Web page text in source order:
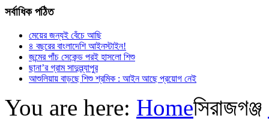
সর্বাধিকপঠিত
মেয়ের জন্যই বেঁচে আছি
৪ বছরের বাংলাদেশি আইনস্টাইন!
জন্মের পাঁচ সেকেন্ড পরই হাসলো শিশু
ছানা’র গ্রাম সাদুল্ল্যাপুর
আশুলিয়ায় বাড়ছে শিশু শ্রমিক : আইন আছে প্রয়োগ নেই
You are here: Homeসিরাজগঞ্জ